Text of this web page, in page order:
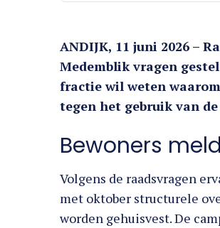
ANDIJK, 11 juni 2026 –
Medemblik vragen
fractie wil weten
tegen het gebruik van
Bewoners
Volgens de raadsvragen
met oktober structurele
worden gehuisvest. De